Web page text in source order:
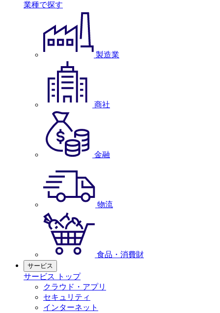
業種で探す
製造業
商社
金融
物流
食品・消費財
サービス
サービス トップ
クラウド・アプリ
セキュリティ
インターネット